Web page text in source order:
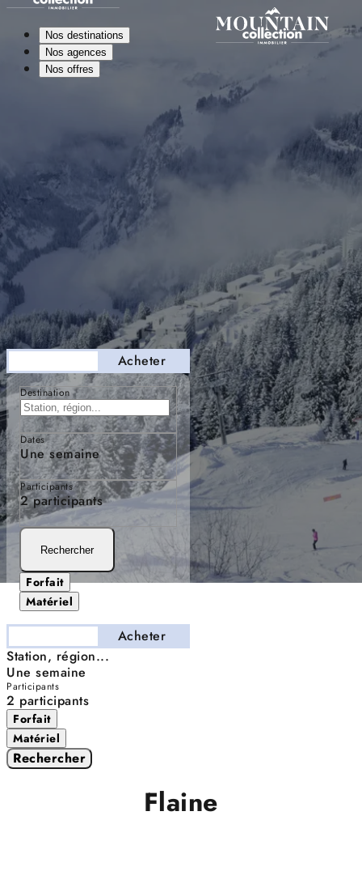
Acheter
Destination
Dates
Une semaine
Participants
2 participants
Rechercher
Forfait
Matériel
Acheter
Station, région...
Une semaine
Participants
2 participants
Forfait
Matériel
Rechercher
Nos destinations
Nos agences
Nos offres
Flaine